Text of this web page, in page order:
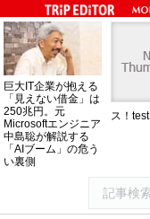
巨大IT企業が抱える
「見えない借金」は
250兆円。元
Microsoftエンジニア
中島聡が解説する
「AIブーム」の危う
い裏側
ス！test